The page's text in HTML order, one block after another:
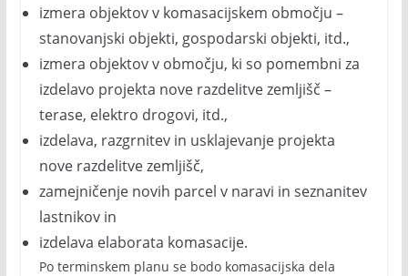
izmera objektov v komasacijskem območju –
stanovanjski objekti, gospodarski objekti, itd.,
izmera objektov v območju, ki so pomembni za
izdelavo projekta nove razdelitve zemljišč –
terase, elektro drogovi, itd.,
izdelava, razgrnitev in usklajevanje projekta
nove razdelitve zemljišč,
zamejničenje novih parcel v naravi in seznanitev
lastnikov in
izdelava elaborata komasacije.
Po terminskem planu se bodo komasacijska dela